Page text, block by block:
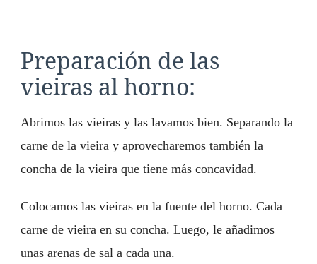
Preparación de las
vieiras al horno:
Abrimos las vieiras y las lavamos bien. Separando la
carne de la vieira y aprovecharemos también la
concha de la vieira que tiene más concavidad.
Colocamos las vieiras en la fuente del horno. Cada
carne de vieira en su concha. Luego, le añadimos
unas arenas de sal a cada una.